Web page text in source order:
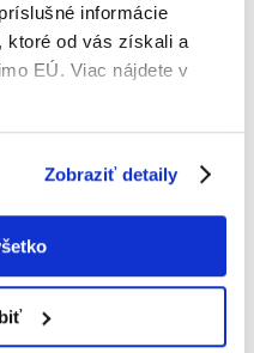
informácie
ktoré od vás získali a
EÚ. Viac nájdete v
Zobraziť detaily
Odporúčame